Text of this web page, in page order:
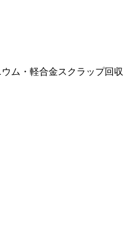
ム・軽合金スクラップ回収